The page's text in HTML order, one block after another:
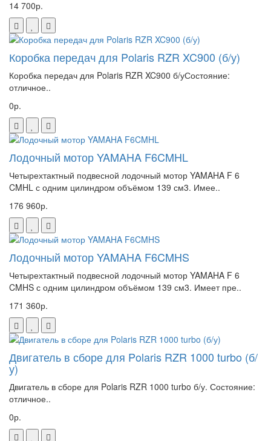
14 700р.
Коробка передач для Polaris RZR XC900 (б/у)
Коробка передач для Polaris RZR XC900 б/уСостояние:
отличное..
0р.
Лодочный мотор YAMAHA F6CMHL
Четырехтактный подвесной лодочный мотор YAMAHA F 6
CMHL с одним цилиндром объёмом 139 см3. Имее..
176 960р.
Лодочный мотор YAMAHA F6CMHS
Четырехтактный подвесной лодочный мотор YAMAHA F 6
CMHS с одним цилиндром объёмом 139 см3. Имеет пре..
171 360р.
Двигатель в сборе для Polaris RZR 1000 turbo (б/
у)
Двигатель в сборе для Polaris RZR 1000 turbo б/у. Состояние:
отличное..
0р.